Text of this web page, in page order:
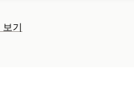
기